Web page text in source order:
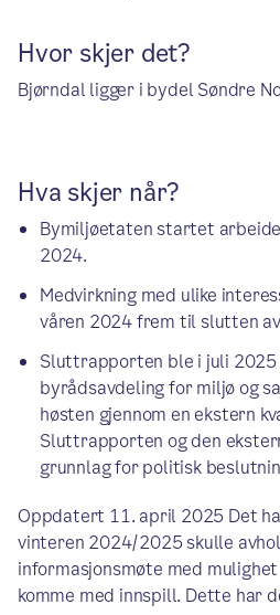
Hvor skjer det?
Bjørndal ligger i bydel Søndre
Hva skjer når?
Bymiljøetaten startet
2024.
Medvirkning med ulike
våren 2024 frem til slutten
Sluttrapporten ble i juli 2025
byrådsavdeling for miljø og
høsten gjennom en ekstern
Sluttrapporten og den
grunnlag for politisk
Oppdatert 11. april 2025 Det
vinteren 2024/2025 skulle
informasjonsmøte med
komme med innspill. Dette har